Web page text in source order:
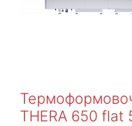
THERA 650 flat